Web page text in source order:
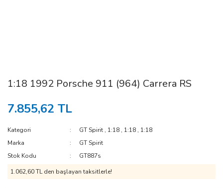
1:18 1992 Porsche 911 (964) Carrera RS
7.855,62 TL
Kategori GT Spirit , 1:18 , 1:18 , 1:18
Marka
GT Spirit
Stok Kodu
GT887s
1.062,60 TL den başlayan taksitlerle!